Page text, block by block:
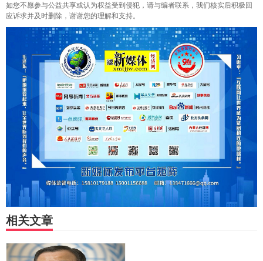
如您不愿参与公益共享或认为权益受到侵犯，请与编者联系，我们核实后积极回
应诉求并及时删除，谢谢您的理解和支持。
相关文章